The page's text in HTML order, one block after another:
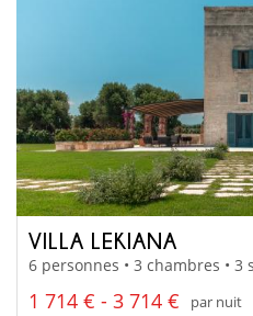
VILLA LEKIANA
6 personnes • 3 chambres • 3
1 714 € - 3 714 €
par nuit